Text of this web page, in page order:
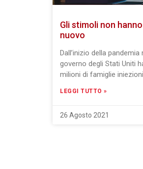
Gli stimoli non
nuovo
Dall’inizio della
governo degli Stati Uniti
milioni di famiglie iniezioni
LEGGI TUTTO »
26 Agosto 2021